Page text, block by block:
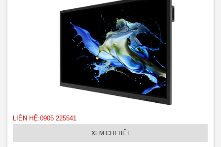
LIÊN HỆ:0905 225541
XEM CHI TIẾT